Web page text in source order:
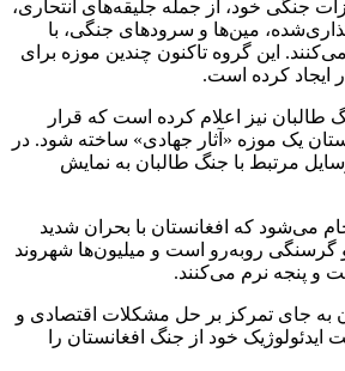
جنگی خود، از جمله جلیقه‌های انتحاری،
مین‌ها و سرودهای جنگی، با
این گروه تاکنون چندین موزه برای
ایجاد کرده است.
طالبان نیز اعلام کرده است که قرار
یک موزه «آثار جهادی» ساخته شود. در
مرتبط با جنگ طالبان به نمایش
می‌شود که افغانستان با بحران شدید
و گرسنگی روبه‌رو است و میلیون‌ها شهروند
و پنجه نرم می‌کنند.
به جای تمرکز بر حل مشکلات اقتصادی و
ایدئولوژیک خود از جنگ افغانستان را